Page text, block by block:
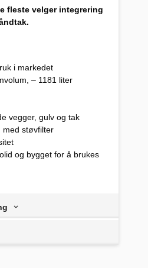
fleste velger integrering
i markedet
– 1181 liter
vegger, gulv og tak
med støvfilter
og bygget for å brukes